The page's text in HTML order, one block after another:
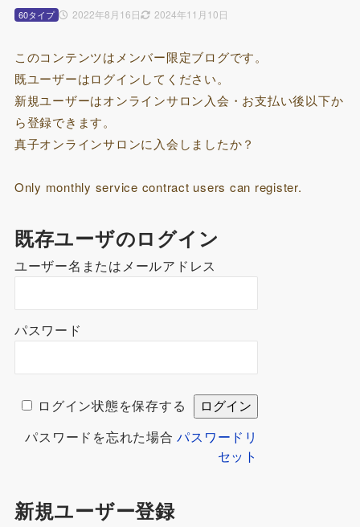
2022年8月16日 2024年11月10日
60タイプ
このコンテンツはメンバー限定ブログです。
既ユーザーはログインしてください。
新規ユーザーはオンラインサロン入会・お支払い後以下か
ら登録できます。
真子オンラインサロンに入会しましたか？
Only monthly service contract users can register.
既存ユーザのログイン
ユーザー名またはメールアドレス
パスワード
ログイン状態を保存する
パスワードを忘れた場合パスワードリ
セット
新規ユーザー登録